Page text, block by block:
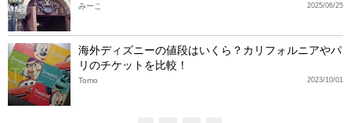
2025/06/25
みーこ
海外ディズニーの値段はいくら？カリフォルニアやパ
リのチケットを比較！
2023/10/01
Tomo